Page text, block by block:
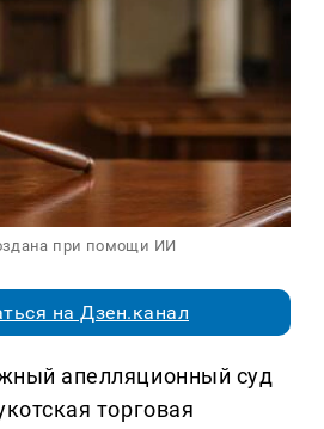
при помощи ИИ
на Дзен.канал
апелляционный суд
торговая